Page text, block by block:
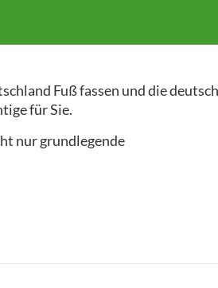
Fuß fassen und die
für Sie.
nur grundlegende